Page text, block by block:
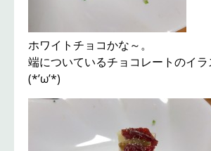
ホワイトチョコかな～。
端についているチョコレートのイ
(*’ω’*)